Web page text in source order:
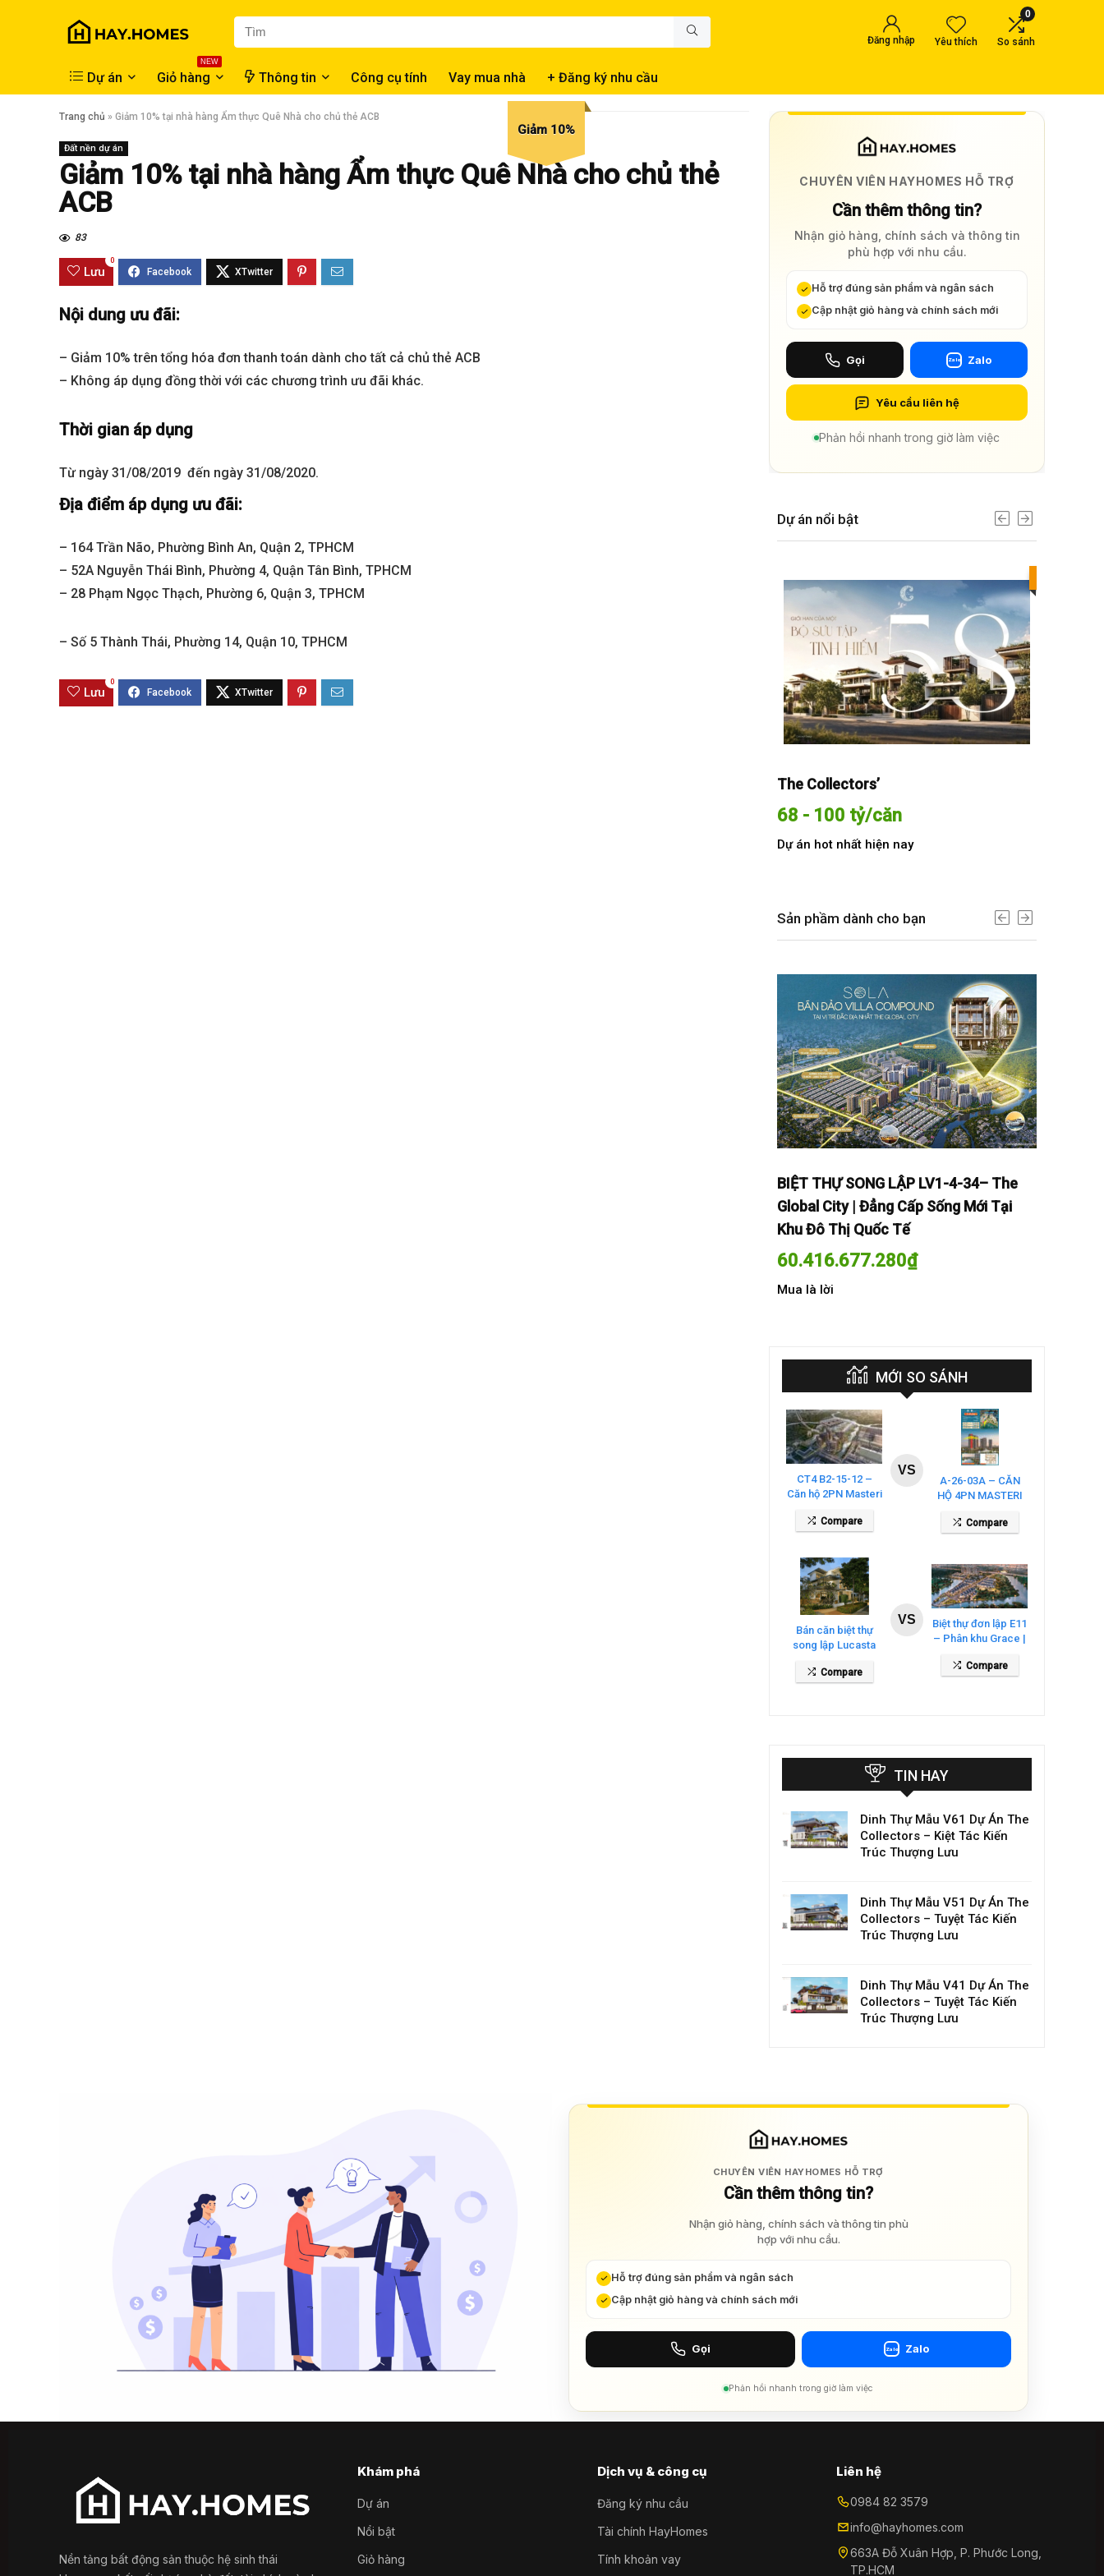
Đăng nhập Yêu thích
0
So sánh
Dự án
NEW
Giỏ hàng Thông tin Công cụ tính Vay mua nhà + Đăng ký nhu cầu
Giảm 10%
Trang chủ » Giảm 10% tại nhà hàng Ẩm thực Quê Nhà cho chủ thẻ ACB
Đất nền dự án
Giảm 10% tại nhà hàng Ẩm thực Quê Nhà cho chủ thẻ
ACB
83
Lưu
0
Nội dung ưu đãi:
– Giảm 10% trên tổng hóa đơn thanh toán dành cho tất cả chủ thẻ ACB
– Không áp dụng đồng thời với các chương trình ưu đãi khác.
Thời gian áp dụng
Từ ngày 31/08/2019 đến ngày 31/08/2020.
Địa điểm áp dụng ưu đãi:
– 164 Trần Não, Phường Bình An, Quận 2, TPHCM
– 52A Nguyễn Thái Bình, Phường 4, Quận Tân Bình, TPHCM
– 28 Phạm Ngọc Thạch, Phường 6, Quận 3, TPHCM
– Số 5 Thành Thái, Phường 14, Quận 10, TPHCM
Lưu
0
CHUYÊN VIÊN HAYHOMES HỖ TRỢ
Cần thêm thông tin?
Nhận giỏ hàng, chính sách và thông tin
phù hợp với nhu cầu.
Hỗ trợ đúng sản phẩm và ngân sách
Cập nhật giỏ hàng và chính sách mới
Gọi Zalo Zalo
Yêu cầu liên hệ
Phản hồi nhanh trong giờ làm việc
Dự án nổi bật
The Collectors’
68 - 100 tỷ/căn
Dự án hot nhất hiện nay
Sản phầm dành cho bạn
BIỆT THỰ SONG LẬP LV1-4-34– The
Global City | Đẳng Cấp Sống Mới Tại
Khu Đô Thị Quốc Tế
60.416.677.280₫
Mua là lời
MỚI SO SÁNH
CT4 B2-15-12 –
Căn hộ 2PN Masteri
Compare
VS
A-26-03A – CĂN
HỘ 4PN MASTERI
COSMO CENTRAL
– THE GLOBAL
Compare
Bán căn biệt thự
song lập Lucasta
Villa – DT 175m2
giá 26 tỷ
Compare
VS
Biệt thự đơn lập E11
– Phân khu Grace |
Waters
Compare
TIN HAY
Dinh Thự Mẫu V61 Dự Án The
Collectors – Kiệt Tác Kiến
Trúc Thượng Lưu
Dinh Thự Mẫu V51 Dự Án The
Collectors – Tuyệt Tác Kiến
Trúc Thượng Lưu
Dinh Thự Mẫu V41 Dự Án The
Collectors – Tuyệt Tác Kiến
Trúc Thượng Lưu
CHUYÊN VIÊN HAYHOMES HỖ TRỢ
Cần thêm thông tin?
Nhận giỏ hàng, chính sách và thông tin phù
hợp với nhu cầu.
Hỗ trợ đúng sản phẩm và ngân sách
Cập nhật giỏ hàng và chính sách mới
Gọi Zalo Zalo
Phản hồi nhanh trong giờ làm việc
Nền tảng bất động sản thuộc hệ sinh thái
Khám phá
Dự án
Nổi bật
Giỏ hàng
Dịch vụ & công cụ
Đăng ký nhu cầu
Tài chính HayHomes
Tính khoản vay
Liên hệ
0984 82 3579
info@hayhomes.com
663A Đỗ Xuân Hợp, P. Phước Long,
TP.HCM